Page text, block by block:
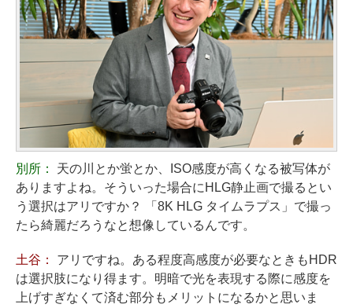
別所： 天の川とか蛍とか、ISO感度が高くなる被写体が
ありますよね。そういった場合にHLG静止画で撮るとい
う選択はアリですか？ 「8K HLG タイムラプス」で撮っ
たら綺麗だろうなと想像しているんです。
土谷： アリですね。ある程度高感度が必要なときもHDR
は選択肢になり得ます。明暗で光を表現する際に感度を
上げすぎなくて済む部分もメリットになるかと思いま